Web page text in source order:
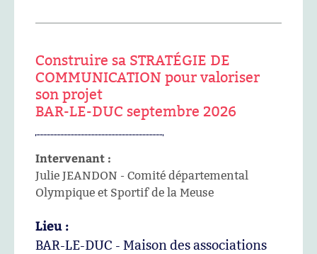
Construire sa STRATÉGIE DE
COMMUNICATION pour valoriser
son projet
BAR-LE-DUC septembre 2026
Intervenant :
Julie JEANDON - Comité départemental
Olympique et Sportif de la Meuse
Lieu :
BAR-LE-DUC - Maison des associations